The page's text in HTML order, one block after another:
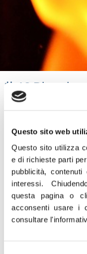
Questo sito web
Questo sito utilizza
e di richieste parti
pubblicità,
interessi.
questa pagina o
acconsenti usare i
consultare
13 Dicembre
“Ferma Condanna
forestali sono stati
massima
Carabinieri
indagini con la
ragioni. Al
trattasse di un
troveranno come